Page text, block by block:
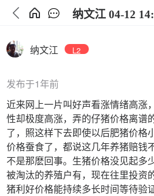
纳文江 04-12
纳文江 L2
发布于1年前
近来网上一片叫好声看涨情绪高涨
性却极度高涨，弄的仔猪价格离谱
了，照这样下去即使以后肥猪价格
价格蚕食了，都说这几年养猪赔钱
不是那麽回事。生猪价格没见起多
被淘汰的养殖户有，现在往里投资
猪利好价格能持续多长时间等待验证